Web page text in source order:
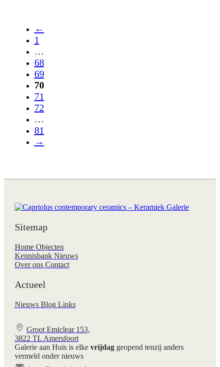
←
1
…
68
69
70
71
72
…
81
→
Sitemap
Home Objecten
Kennisbank Nieuws
Over ons Contact
Actueel
Nieuws Blog Links
Groot Emiclear 153,
3822 TL Amersfoort
Galerie aan Huis is elke vrijdaggeopend tenzij anders
vermeld onder nieuws